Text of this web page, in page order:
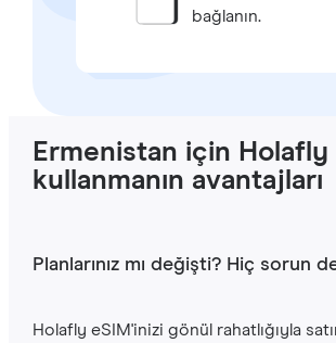
bağlanın.
Ermenistan için Holafly
kullanmanın avantajları
Planlarınız mı değişti? Hiç sorun
Holafly eSIM'inizi gönül rahatlığıyla